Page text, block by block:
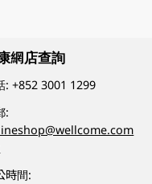
網店查詢
:+852 3001 1299
:
時間: